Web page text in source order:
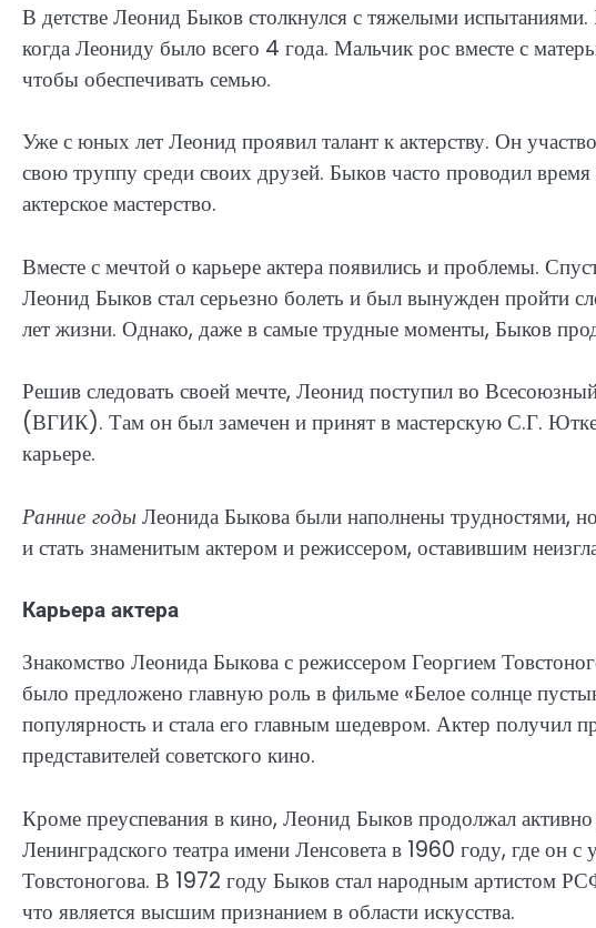
В детстве Леонид Быков столкнулся с тяжелыми
когда Леониду было всего 4 года. Мальчик рос вместе с
чтобы обеспечивать семью.
Уже с юных лет Леонид проявил талант к актерству. Он
свою труппу среди своих друзей. Быков часто проводил
актерское мастерство.
Вместе с мечтой о карьере актера появились и проблемы.
Леонид Быков стал серьезно болеть и был вынужден пройти
лет жизни. Однако, даже в самые трудные моменты, Быков
Решив следовать своей мечте, Леонид поступил во
(ВГИК). Там он был замечен и принят в мастерскую С.Г.
карьере.
Ранние годы Леонида Быкова были наполнены трудностями,
и стать знаменитым актером и режиссером, оставившим
Карьера актера
Знакомство Леонида Быкова с режиссером Георгием
было предложено главную роль в фильме «Белое солнце
популярность и стала его главным шедевром. Актер получил
представителей советского кино.
Кроме преуспевания в кино, Леонид Быков продолжал активно
Ленинградского театра имени Ленсовета в 1960 году, где он с
Товстоногова. В 1972 году Быков стал народным артистом
что является высшим признанием в области искусства.